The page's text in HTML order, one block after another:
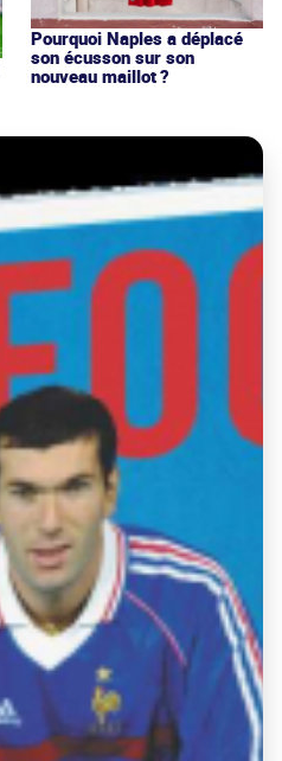
Pourquoi Naples a déplacé
son écusson sur son
nouveau maillot ?